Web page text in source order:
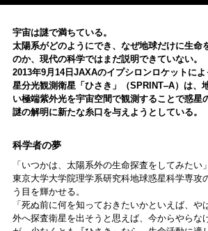
宇宙は謎で満ちている。
太陽系がどのようにでき、なぜ地球だけに生命
のか、現代の科学ではまだ説明できていない。
2013年9月14日JAXAのイプシロンロケットに
星分光観測衛星「ひさき」（SPRINT‒A）は、
い極端紫外光を宇宙空間で観測することで惑星
謎の解明に新たな糸口を与えようとしている。
科学者の夢
「いつかは、太陽系外の生命探査をしてみたい」
東京大学大学院理学系研究科地球惑星科学専攻
う目を輝かせる。
「死ぬ前に何を知っておきたいかといえば、や
外へ探査衛星を出そうと思えば、今からやらな